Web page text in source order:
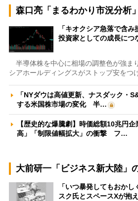
森口亮「まるわかり市況分析」
「キオクシア急落で含
投資家としての成長に
半導体株を中心に相場の調整色が強ま
シアホールディングスがストップ安をつ
「NYダウは高値更新、ナスダック・
する米国株市場の変化 半…
【歴史的な爆騰劇】時価総額10兆円
高」「制限値幅拡大」の衝撃 フ…
大前研一「ビジネス新大陸」
「いつ暴発してもおか
スク氏とスペースXが抱